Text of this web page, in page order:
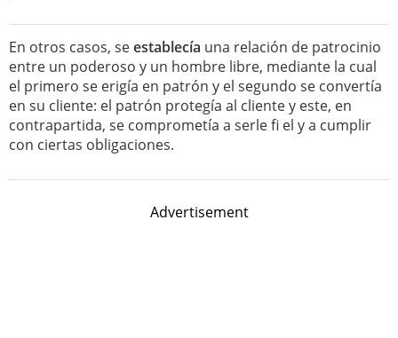
En otros casos, seestablecía una relación de patrocinio
entre un poderoso y un hombre libre, mediante la cual
el primero se erigía en patrón y el segundo se convertía
en su cliente: el patrón protegía al cliente y este, en
contrapartida, se comprometía a serle fi el y a cumplir
con ciertas obligaciones.
Advertisement